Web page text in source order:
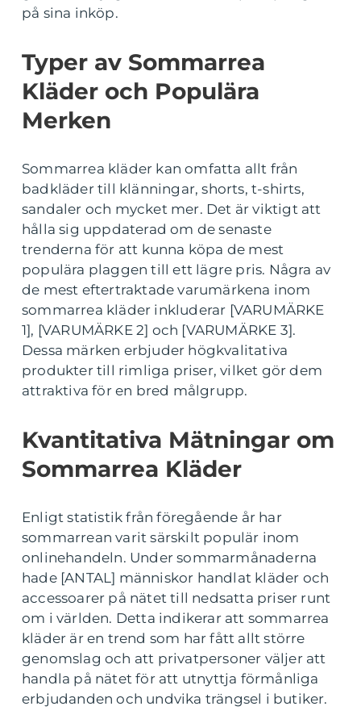
på sina inköp.
Typer av Sommarrea
Kläder och Populära
Merken
Sommarrea kläder kan omfatta allt från
badkläder till klänningar, shorts, t-shirts,
sandaler och mycket mer. Det är viktigt att
hålla sig uppdaterad om de senaste
trenderna för att kunna köpa de mest
populära plaggen till ett lägre pris. Några av
de mest eftertraktade varumärkena inom
sommarrea kläder inkluderar [VARUMÄRKE
1], [VARUMÄRKE 2] och [VARUMÄRKE 3].
Dessa märken erbjuder högkvalitativa
produkter till rimliga priser, vilket gör dem
attraktiva för en bred målgrupp.
Kvantitativa Mätningar om
Sommarrea Kläder
Enligt statistik från föregående år har
sommarrean varit särskilt populär inom
onlinehandeln. Under sommarmånaderna
hade [ANTAL] människor handlat kläder och
accessoarer på nätet till nedsatta priser runt
om i världen. Detta indikerar att sommarrea
kläder är en trend som har fått allt större
genomslag och att privatpersoner väljer att
handla på nätet för att utnyttja förmånliga
erbjudanden och undvika trängsel i butiker.